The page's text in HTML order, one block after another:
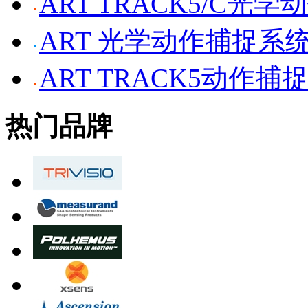
ART 光学动作捕捉系
ART TRACK5动作捕
热门品牌